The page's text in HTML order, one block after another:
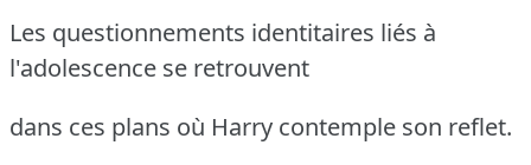
Les questionnements identitaires liés à
l'adolescence se retrouvent
dans ces plans où Harry contemple son reflet.